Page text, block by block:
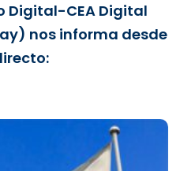
Digital-CEA Digital
nos informa desde